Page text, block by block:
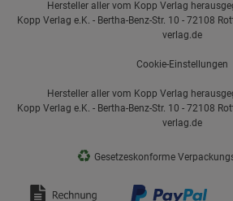
Hersteller aller vom Kopp Verlag
Kopp Verlag e.K. - Bertha-Benz-Str. 10 - 72108
verlag.de
Cookie-Einstellungen
Hersteller aller vom Kopp Verlag
Kopp Verlag e.K. - Bertha-Benz-Str. 10 - 72108
verlag.de
♻ Gesetzeskonforme